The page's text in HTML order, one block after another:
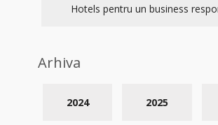
Hotels pentru un business
Arhiva
2025
2024